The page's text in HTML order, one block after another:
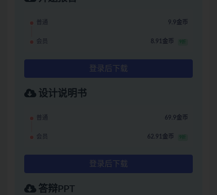
普通 9.9金币
会员 8.91金币 9折
登录后下载
设计说明书
普通 69.9金币
会员 62.91金币 9折
登录后下载
答辩PPT